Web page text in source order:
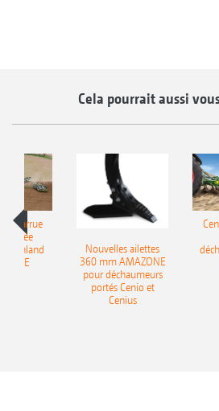
Cela pourrait aussi
charrue
portée
Onland
Nouvelles ailettes
360 mm AMAZONE
pour déchaumeurs
portés Cenio et
Cenius